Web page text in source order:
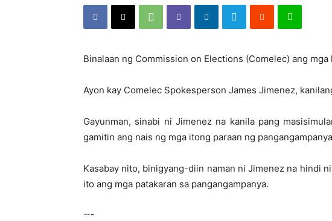
Binalaan ng Commission on Elections (Comelec) ang
Ayon kay Comelec Spokesperson James Jimenez,
Gayunman, sinabi ni Jimenez na kanila pang
gamitin ang nais ng mga itong paraan ng
Kasabay nito, binigyang-diin naman ni Jimenez na hindi
ito ang mga patakaran sa pangangampanya.
—-